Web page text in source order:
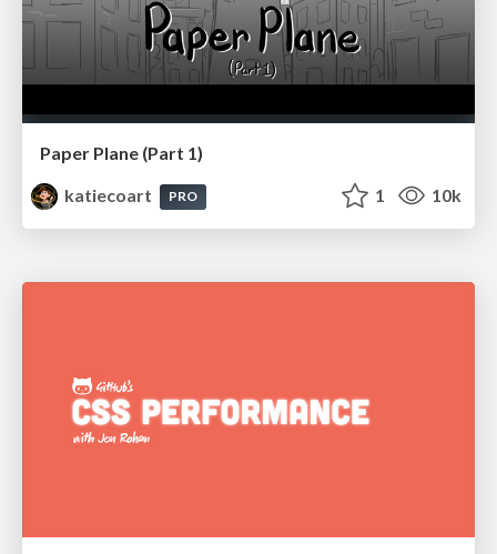
Paper Plane (Part 1)
katiecoart
PRO 1 10k